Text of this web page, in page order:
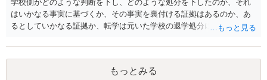
学校側がどのような判断を下し、どのような処分を下したのか、それ
はいかなる事実に基づくか、その事実を裏付ける証拠はあるのか、あ
るとしていかなる証拠か、転学は元いた学校の退学処分によるものな
た学校は公立か私立か、など詳細がわからなければ何とも言えませ
ん。 また、ここに書かれている事情だけでは詳細を把握するにも限界
がありますし、被害者側がどのような主張を警察にされているのかも
もっとみる